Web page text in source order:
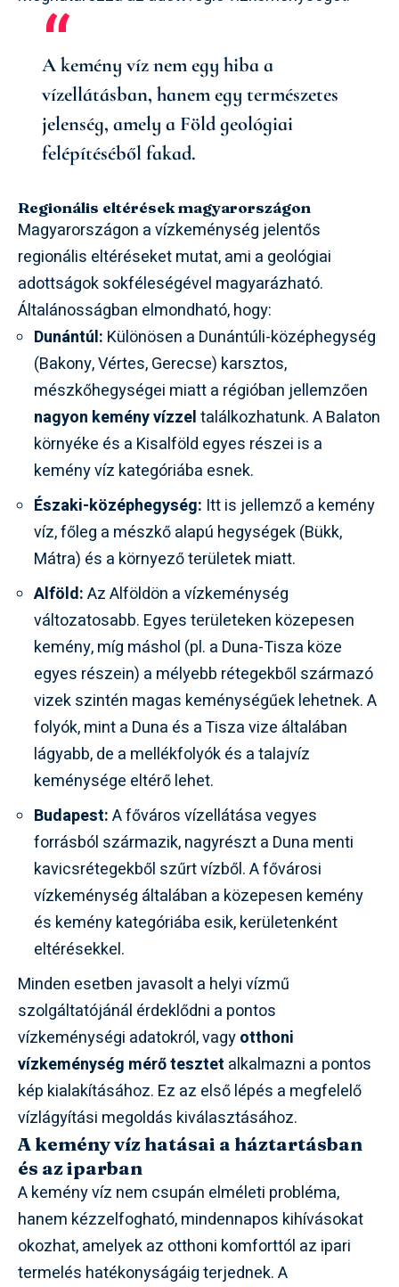
A kemény víz nem egy hiba a
vízellátásban, hanem egy természetes
jelenség, amely a Föld geológiai
felépítéséből fakad.
Regionális eltérések magyarországon
Magyarországon a vízkeménység jelentős
regionális eltéréseket mutat, ami a geológiai
adottságok sokféleségével magyarázható.
Általánosságban elmondható, hogy:
Dunántúl: Különösen a Dunántúli-középhegység
(Bakony, Vértes, Gerecse) karsztos,
mészkőhegységei miatt a régióban jellemzően
nagyon kemény vízzeltalálkozhatunk. A Balaton
környéke és a Kisalföld egyes részei is a
kemény víz kategóriába esnek.
Északi-középhegység: Itt is jellemző a kemény
víz, főleg a mészkő alapú hegységek (Bükk,
Mátra) és a környező területek miatt.
Alföld:Az Alföldön a vízkeménység
változatosabb. Egyes területeken közepesen
kemény, míg máshol (pl. a Duna-Tisza köze
egyes részein) a mélyebb rétegekből származó
vizek szintén magas keménységűek lehetnek. A
folyók, mint a Duna és a Tisza vize általában
lágyabb, de a mellékfolyók és a talajvíz
keménysége eltérő lehet.
Budapest:A főváros vízellátása vegyes
forrásból származik, nagyrészt a Duna menti
kavicsrétegekből szűrt vízből. A fővárosi
vízkeménység általában a közepesen kemény
és kemény kategóriába esik, kerületenként
eltérésekkel.
Minden esetben javasolt a helyi vízmű
szolgáltatójánál érdeklődni a pontos
vízkeménységi adatokról, vagyotthoni
vízkeménység mérő tesztet alkalmazni a pontos
kép kialakításához. Ez az első lépés a megfelelő
vízlágyítási megoldás kiválasztásához.
A kemény víz hatásai a háztartásban
és az iparban
A kemény víz nem csupán elméleti probléma,
hanem kézzelfogható, mindennapos kihívásokat
okozhat, amelyek az otthoni komforttól az ipari
termelés hatékonyságáig terjednek. A